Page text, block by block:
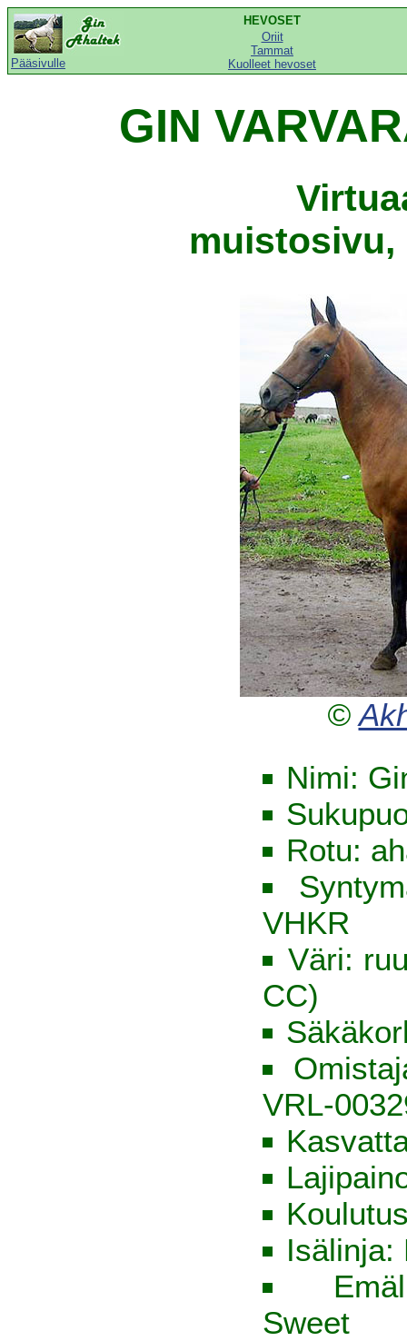
Pääsivulle
HEVOSET
Oriit
Tammat
Kuolleet hevoset
GIN
muistosivu,
©
Nimi:
Rotu:
VHKR
Väri:
CC)
VRL-
Isälinja:
Sweet